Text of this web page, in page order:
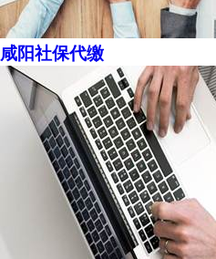
咸阳社保代缴